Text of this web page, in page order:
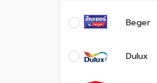
Beger
Dulux